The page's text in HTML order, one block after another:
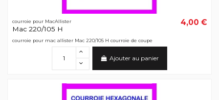
courroie pour MacAllister
Mac 220/105 H
4,00 €
courroie pour mac allister Mac 220/105 H courroie de coupe
Ajouter au panier